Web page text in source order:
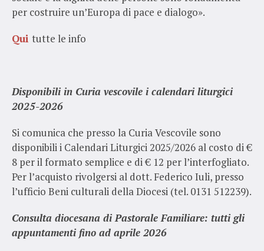
per costruire un’Europa di pace e dialogo».
Qui tutte le info
Disponibili in Curia vescovile i calendari liturgici
2025-2026
Si comunica che presso la Curia Vescovile sono
disponibili i Calendari Liturgici 2025/2026 al costo di €
8 per il formato semplice e di € 12 per l’interfogliato.
Per l’acquisto rivolgersi al dott. Federico Iuli, presso
l’ufficio Beni culturali della Diocesi (tel. 0131 512239).
Consulta diocesana di Pastorale Familiare: tutti gli
appuntamenti fino ad aprile 2026